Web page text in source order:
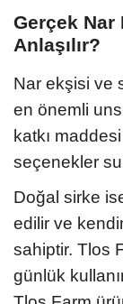
Gerçek Nar
Anlaşılır?
Nar ekşisi ve
en önemli
katkı
seçenekler
Doğal sirke
edilir ve
sahiptir. Tlos
günlük